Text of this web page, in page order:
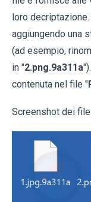
loro
aggiungendo una
(ad esempio,
in "2.png.9a311a
contenuta nel file "
Screenshot dei